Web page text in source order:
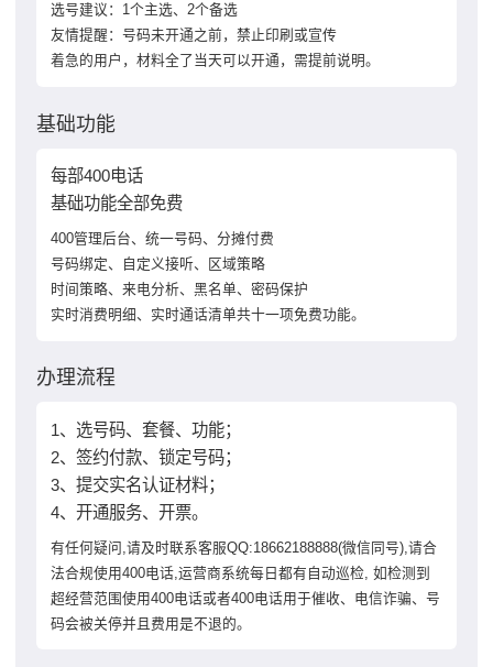
选号建议：1个主选、2个备选
友情提醒：号码未开通之前，禁止印刷或宣传
着急的用户，材料全了当天可以开通，需提前说明。
基础功能
每部400电话
基础功能全部免费
400管理后台、统一号码、分摊付费
号码绑定、自定义接听、区域策略
时间策略、来电分析、黑名单、密码保护
实时消费明细、实时通话清单共十一项免费功能。
办理流程
1、选号码、套餐、功能；
2、签约付款、锁定号码；
3、提交实名认证材料；
4、开通服务、开票。
有任何疑问,请及时联系客服QQ:18662188888(微信同号),请合
法合规使用400电话,运营商系统每日都有自动巡检, 如检测到
超经营范围使用400电话或者400电话用于催收、电信诈骗、号
码会被关停并且费用是不退的。